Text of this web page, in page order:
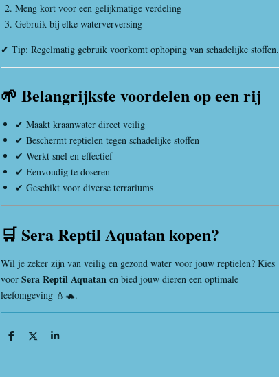
Meng kort voor een gelijkmatige verdeling
Gebruik bij elke waterverversing
✔ Tip: Regelmatig gebruik voorkomt ophoping van schadelijke stoffen.
🌱 Belangrijkste voordelen op een rij
✔ Maakt kraanwater direct veilig
✔ Beschermt reptielen tegen schadelijke stoffen
✔ Werkt snel en effectief
✔ Eenvoudig te doseren
✔ Geschikt voor diverse terrariums
🛒 Sera Reptil Aquatan kopen?
Wil je zeker zijn van veilig en gezond water voor jouw reptielen? Kies
voor Sera Reptil Aquatan en bied jouw dieren een optimale
leefomgeving 💧🐢.
D
D
S